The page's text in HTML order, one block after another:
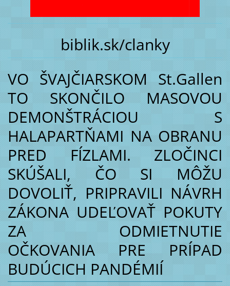
biblik.sk/clanky
VO ŠVAJČIARSKOM St.Gallen
TO SKONČILO MASOVOU
DEMONŠTRÁCIOU S
HALAPARTŇAMI NA OBRANU
PRED FÍZLAMI. ZLOČINCI
SKÚŠALI, ČO SI MÔŽU
DOVOLIŤ, PRIPRAVILI NÁVRH
ZÁKONA UDEĽOVAŤ POKUTY
ZA ODMIETNUTIE
OČKOVANIA PRE PRÍPAD
BUDÚCICH PANDÉMIÍ